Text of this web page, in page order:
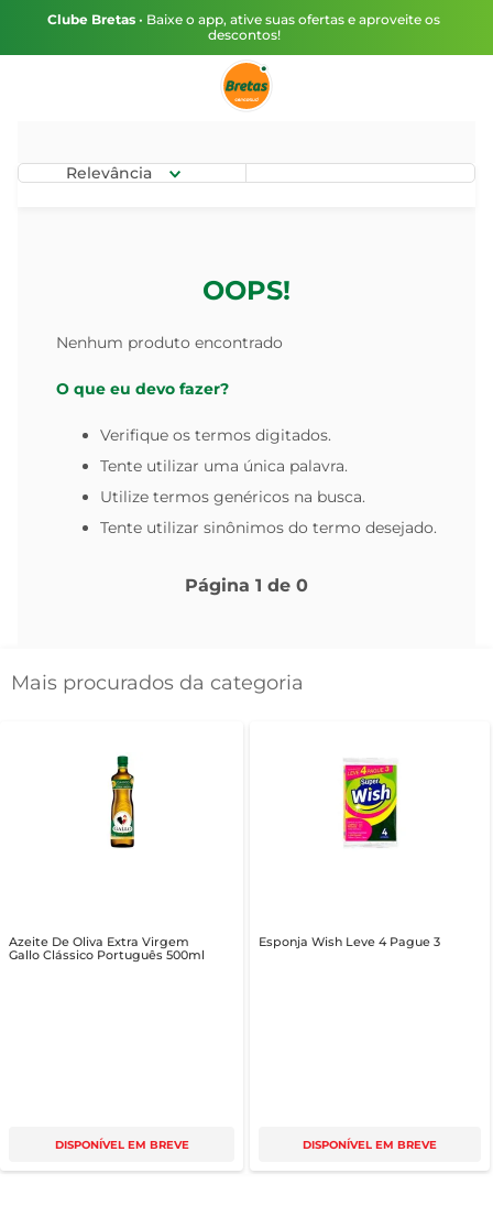
Clube Bretas • Baixe o app, ative suas ofertas e aproveite os
descontos!
Relevância
OOPS!
Nenhum produto encontrado
O que eu devo fazer?
Verifique os termos digitados.
Tente utilizar uma única palavra.
Utilize termos genéricos na busca.
Tente utilizar sinônimos do termo desejado.
Página 1 de 0
Mais procurados da categoria
Azeite De Oliva Extra Virgem
Gallo Clássico Português 500ml
DISPONÍVEL EM BREVE
Esponja Wish Leve 4 Pague 3
DISPONÍVEL EM BREVE